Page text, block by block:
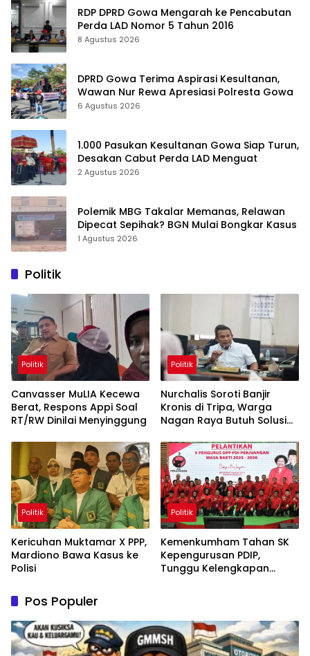
RDP DPRD Gowa Mengarah ke Pencabutan
Perda LAD Nomor 5 Tahun 2016
8 Agustus 2026
DPRD Gowa Terima Aspirasi Kesultanan,
Wawan Nur Rewa Apresiasi Polresta Gowa
6 Agustus 2026
1.000 Pasukan Kesultanan Gowa Siap Turun,
Desakan Cabut Perda LAD Menguat
2 Agustus 2026
Polemik MBG Takalar Memanas, Relawan
Dipecat Sepihak? BGN Mulai Bongkar Kasus
1 Agustus 2026
Politik
Politik
Canvasser MuLIA Kecewa
Berat, Respons Appi Soal
RT/RW Dinilai Menyinggung
Politik
Nurchalis Soroti Banjir
Kronis di Tripa, Warga
Nagan Raya Butuh Solusi
Politik
Kericuhan Muktamar X PPP,
Mardiono Bawa Kasus ke
Polisi
Politik
Kemenkumham Tahan SK
Kepengurusan PDIP,
Tunggu Kelengkapan
Pos Populer